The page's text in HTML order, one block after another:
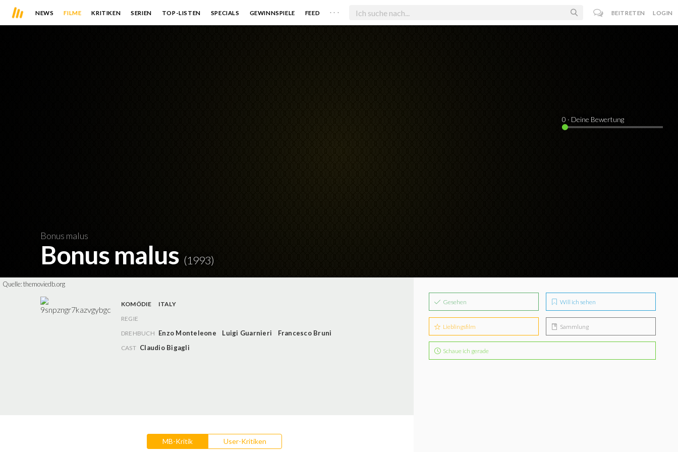
NEWS FILME KRITIKEN SERIEN TOP-LISTEN SPECIALS GEWINNSPIELE FEED . . . BEITRETEN LOGIN
Bonus malus
Bonus malus (1993)
0 · Deine Bewertung
Quelle:themoviedb.org
KOMÖDIE
ITALY
REGIE
DREHBUCH Enzo Monteleone Luigi Guarnieri Francesco Bruni
CAST Claudio Bigagli
MB-Kritik User-Kritiken
Gesehen Will ich sehen
Lieblingsfilm Sammlung
Schaue ich gerade